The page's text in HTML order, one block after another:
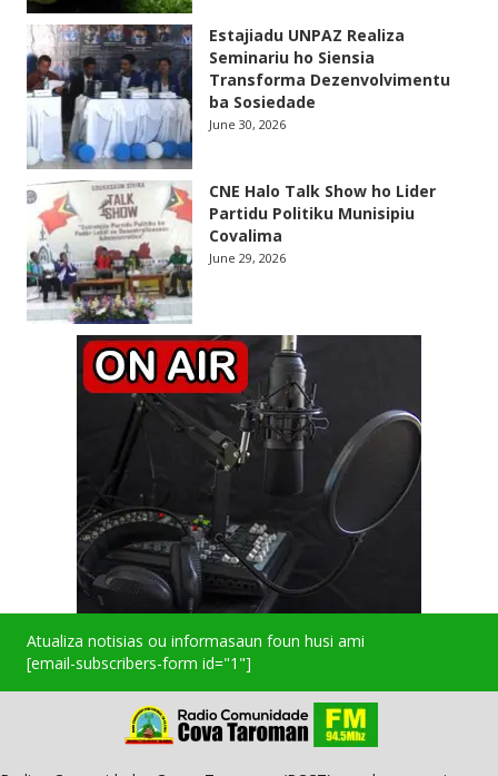
Estajiadu UNPAZ Realiza
Seminariu ho Siensia
Transforma Dezenvolvimentu
ba Sosiedade
June 30, 2026
CNE Halo Talk Show ho Lider
Partidu Politiku Munisipiu
Covalima
June 29, 2026
Atualiza notisias ou informasaun foun husi ami
[email-subscribers-form id="1"]